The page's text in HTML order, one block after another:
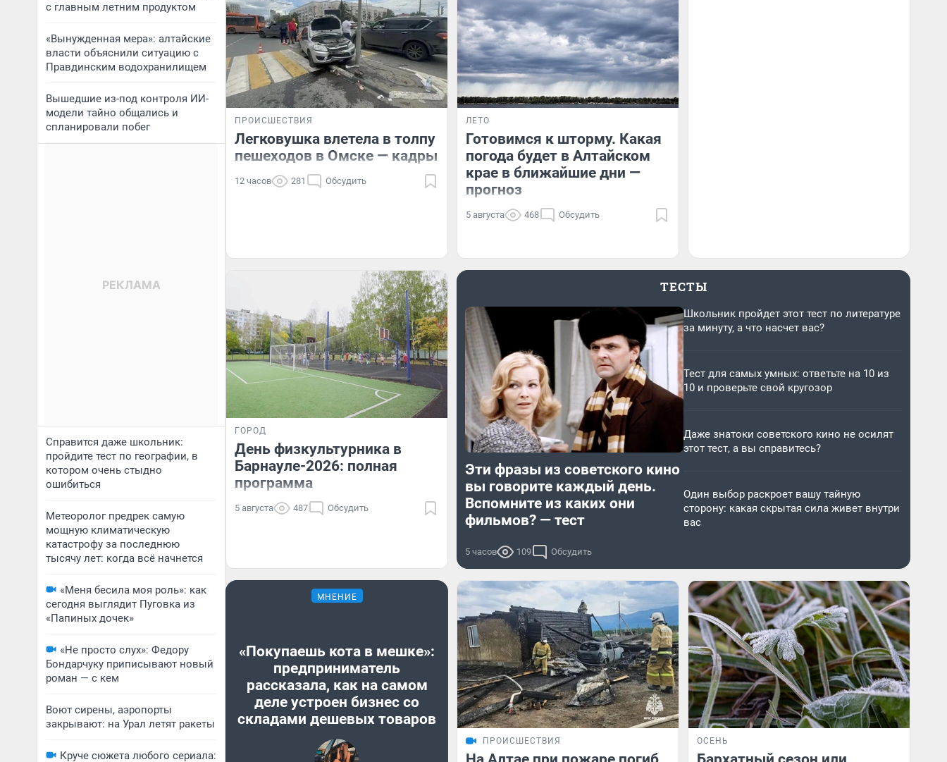
с главным летним продуктом
«Вынужденная мера»: алтайские
власти объяснили ситуацию с
Правдинским водохранилищем
Вышедшие из-под контроля ИИ-
модели тайно общались и
спланировали побег
Справится даже школьник:
пройдите тест по географии, в
котором очень стыдно
ошибиться
Метеоролог предрек самую
мощную климатическую
катастрофу за последнюю
тысячу лет: когда всё начнется
«Меня бесила моя роль»: как
сегодня выглядит Пуговка из
«Папиных дочек»
«Не просто слух»: Федору
Бондарчуку приписывают новый
роман — с кем
Воют сирены, аэропорты
закрывают: на Урал летят ракеты
Круче сюжета любого сериала:
ПРОИСШЕСТВИЯ
Легковушка влетела в толпу
пешеходов в Омске — кадры
12 часов 281 Обсудить
ЛЕТО
Готовимся к шторму. Какая
погода будет в Алтайском
крае в ближайшие дни —
прогноз
5 августа 468 Обсудить
ГОРОД
День физкультурника в
Барнауле-2026: полная
программа
5 августа 487 Обсудить
ТЕСТЫ
Эти фразы из советского кино
вы говорите каждый день.
Вспомните из каких они
фильмов? — тест
5 часов 109 Обсудить
Школьник пройдет этот тест по литературе
за минуту, а что насчет вас?
Тест для самых умных: ответьте на 10 из
10 и проверьте свой кругозор
Даже знатоки советского кино не осилят
этот тест, а вы справитесь?
Один выбор раскроет вашу тайную
сторону: какая скрытая сила живет внутри
вас
МНЕНИЕ
«Покупаешь кота в мешке»:
предприниматель
рассказала, как на самом
деле устроен бизнес со
складами дешевых товаров
ПРОИСШЕСТВИЯ ОСЕНЬ